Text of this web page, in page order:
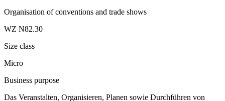
Organisation of conventions and trade shows
WZ N82.30
Size class
Micro
Business purpose
Das Veranstalten, Organisieren, Planen sowie Durchführen von